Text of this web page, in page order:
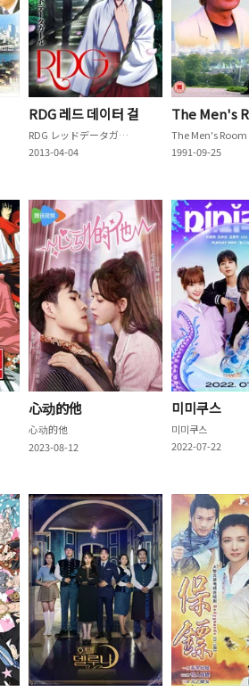
RDG 레드 데이터 걸
RDG レッドデータガール
2013-04-04
The Men's
The Men's Room
1991-09-25
心动的他
心动的他
2023-08-12
미미쿠스
미미쿠스
2022-07-22